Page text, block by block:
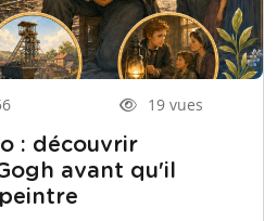
19 vues
: découvrir
avant qu'il